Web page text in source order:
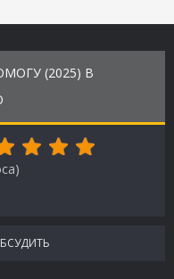
(2025) В